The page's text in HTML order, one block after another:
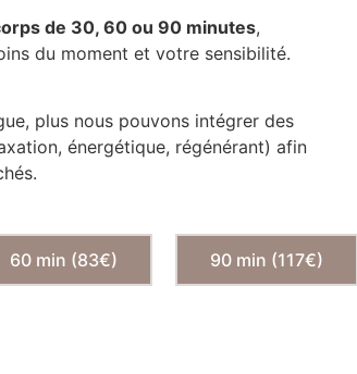
de 30, 60 ou 90 minutes,
du moment et votre sensibilité.
plus nous pouvons intégrer des
énergétique, régénérant) afin
60 min (83€) 90 min (117€)